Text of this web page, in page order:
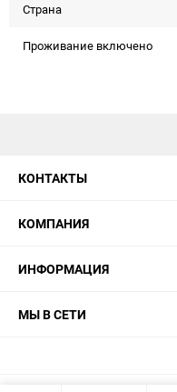
Страна
Проживание включено
КОНТАКТЫ
КОМПАНИЯ
ИНФОРМАЦИЯ
МЫ В СЕТИ